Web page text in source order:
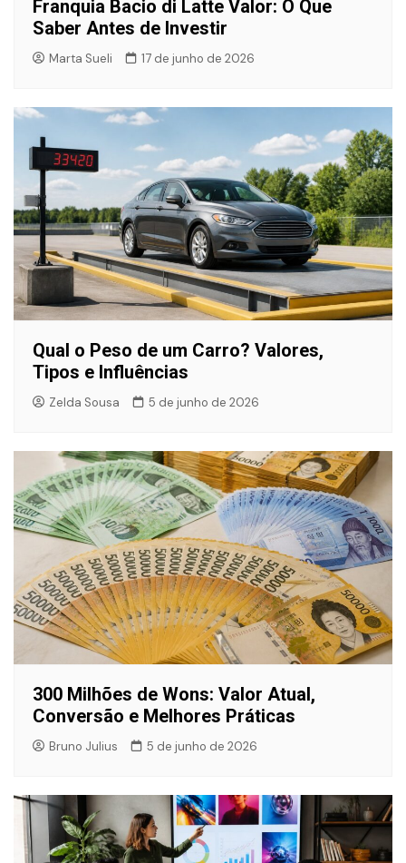
Franquia Bacio di Latte Valor: O Que
Saber Antes de Investir
Marta Sueli 17 de junho de 2026
Qual o Peso de um Carro? Valores,
Tipos e Influências
Zelda Sousa 5 de junho de 2026
300 Milhões de Wons: Valor Atual,
Conversão e Melhores Práticas
Bruno Julius 5 de junho de 2026